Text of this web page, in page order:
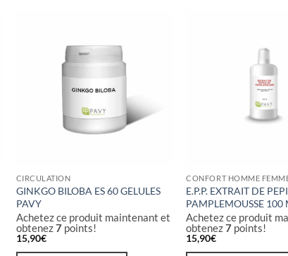
CIRCULATION
GINKGO BILOBA ES 60 GELULES
PAVY
Achetez ce produit maintenant et
obtenez7points!
15,90€
CONFORT HOMME
E.P.P. EXTRAIT DE
PAMPLEMOUSSE 100
Achetez ce produit
obtenez7 points!
15,90€